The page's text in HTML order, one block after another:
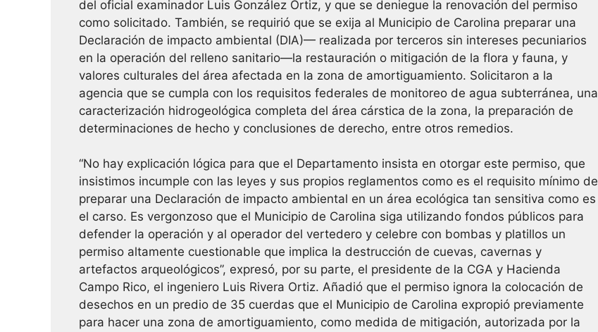
del oficial examinador Luis González Ortiz, y que se deniegue la renovación del permiso
como solicitado. También, se requirió que se exija al Municipio de Carolina preparar una
Declaración de impacto ambiental (DIA)— realizada por terceros sin intereses pecuniarios
en la operación del relleno sanitario—la restauración o mitigación de la flora y fauna, y
valores culturales del área afectada en la zona de amortiguamiento. Solicitaron a la
agencia que se cumpla con los requisitos federales de monitoreo de agua subterránea, una
caracterización hidrogeológica completa del área cárstica de la zona, la preparación de
determinaciones de hecho y conclusiones de derecho, entre otros remedios.
“No hay explicación lógica para que el Departamento insista en otorgar este permiso, que
insistimos incumple con las leyes y sus propios reglamentos como es el requisito mínimo de
preparar una Declaración de impacto ambiental en un área ecológica tan sensitiva como es
el carso. Es vergonzoso que el Municipio de Carolina siga utilizando fondos públicos para
defender la operación y al operador del vertedero y celebre con bombas y platillos un
permiso altamente cuestionable que implica la destrucción de cuevas, cavernas y
artefactos arqueológicos”, expresó, por su parte, el presidente de la CGA y Hacienda
Campo Rico, el ingeniero Luis Rivera Ortiz. Añadió que el permiso ignora la colocación de
desechos en un predio de 35 cuerdas que el Municipio de Carolina expropió previamente
para hacer una zona de amortiguamiento, como medida de mitigación, autorizada por la